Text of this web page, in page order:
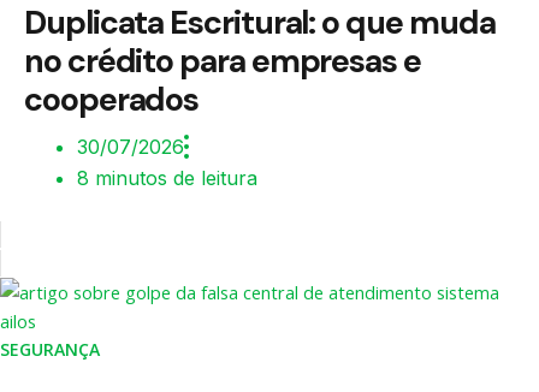
Duplicata Escritural: o que muda
no crédito para empresas e
cooperados
30/07/2026
8 minutos de leitura
SEGURANÇA